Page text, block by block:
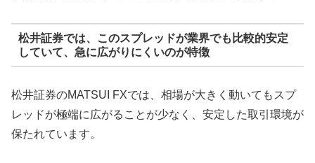
松井証券では、このスプレッドが業界でも比較的安定
していて、急に広がりにくいのが特徴
松井証券のMATSUI FXでは、相場が大きく動いてもスプ
レッドが極端に広がることが少なく、安定した取引環境が
保たれています。